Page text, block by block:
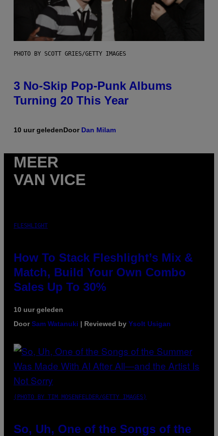
PHOTO BY SCOTT GRIES/GETTY IMAGES
3 No-Skip Pop-Punk Albums
Turning 20 This Year
10 uur geledenDoor Dan Milam
MEER
VAN VICE
FLESHLIGHT
How To Stack Fleshlight’s Mix &
Match, Build Your Own Combo
Sales Up To 30%
10 uur geleden
DoorSam Watanuki | Reviewed by Ysolt Usigan
(PHOTO BY TIM MOSENFELDER/GETTY IMAGES)
So, Uh, One of the Songs of the